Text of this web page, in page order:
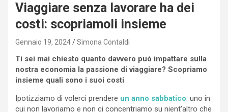
Viaggiare senza lavorare ha dei
costi: scopriamoli insieme
Gennaio 19, 2024 Simona Contaldi
Ti sei mai chiesto quanto davvero può impattare sulla
nostra economia la passione di viaggiare? Scopriamo
insieme quali sono i suoi costi
Ipotizziamo di volerci prendere un anno sabbatico: uno in
cui non lavoriamo e non ci concentriamo su nient’altro che